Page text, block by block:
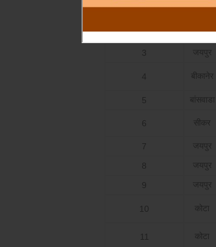
3
जयपुर
4 बीकानेर
5 बांसवाडा
6 सीकर
7 जयपुर
8 जयपुर
9 जयपुर
10 कोटा
कोटा